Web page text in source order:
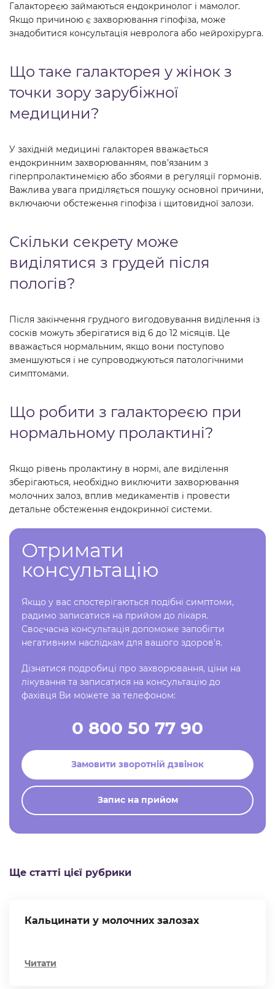
Галактореєю займаються ендокринолог і мамолог.
Якщо причиною є захворювання гіпофіза, може
знадобитися консультація невролога або нейрохірурга.
Що таке галакторея у жінок з
точки зору зарубіжної
медицини?
У західній медицині галакторея вважається
ендокринним захворюванням, пов’язаним з
гіперпролактинемією або збоями в регуляції гормонів.
Важлива увага приділяється пошуку основної причини,
включаючи обстеження гіпофіза і щитовидної залози.
Скільки секрету може
виділятися з грудей після
пологів?
Після закінчення грудного вигодовування виділення із
сосків можуть зберігатися від 6 до 12 місяців. Це
вважається нормальним, якщо вони поступово
зменшуються і не супроводжуються патологічними
симптомами.
Що робити з галактореєю при
нормальному пролактині?
Якщо рівень пролактину в нормі, але виділення
зберігаються, необхідно виключити захворювання
молочних залоз, вплив медикаментів і провести
детальне обстеження ендокринної системи.
Отримати
консультацію
Якщо у вас спостерігаються подібні симптоми,
радимо записатися на прийом до лікаря.
Своєчасна консультація допоможе запобігти
негативним наслідкам для вашого здоров'я.
Дізнатися подробиці про захворювання, ціни на
лікування та записатися на консультацію до
фахівця Ви можете за телефоном:
0 800 50 77 90
Замовити зворотній дзвінок
Запис на прийом
Ще статті цієї рубрики
Кальцинати у молочних залозах
Читати